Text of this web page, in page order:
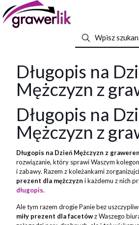
Długopis na
Mężczyzn z
Długopis na
Mężczyzn z
Długopis na Dzień Mężczyzn z
rozwiązanie, który sprawi Waszym
prezent dla mężczyzn i każdemu z nich
długopis.
Ale tym razem drogie Panie bez
miły prezent dla facetówz Waszego